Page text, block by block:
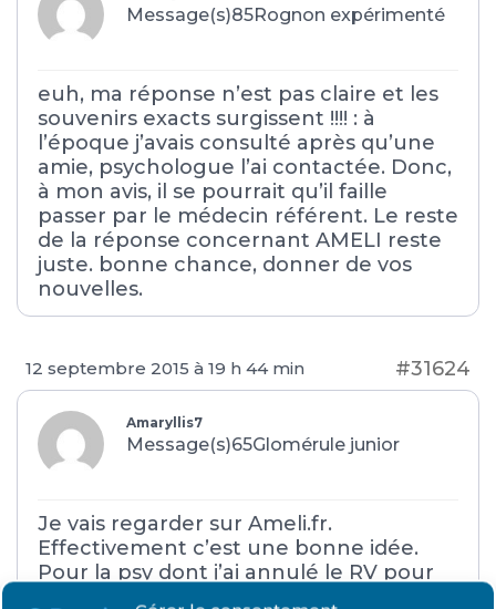
Message(s)85Rognon expérimenté
euh, ma réponse n’est pas claire et les
souvenirs exacts surgissent !!!! : à
l’époque j’avais consulté après qu’une
amie, psychologue l’ai contactée. Donc,
à mon avis, il se pourrait qu’il faille
passer par le médecin référent. Le reste
de la réponse concernant AMELI reste
juste. bonne chance, donner de vos
nouvelles.
12 septembre 2015 à 19 h 44 min #31624
Amaryllis7
Message(s)65Glomérule junior
Je vais regarder sur Ameli.fr.
Effectivement c’est une bonne idée.
Pour la psy dont j’ai annulé le RV pour